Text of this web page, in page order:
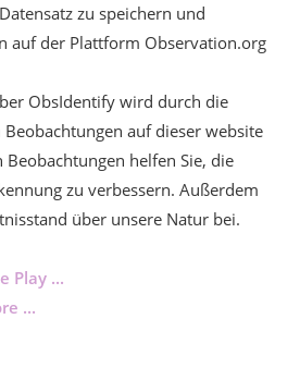
zu speichern und
auf der Plattform Observation.org
ObsIdentify wird durch die
auf dieser website
helfen Sie, die
zu verbessern. Außerdem
über unsere Natur bei.
Play ...
...